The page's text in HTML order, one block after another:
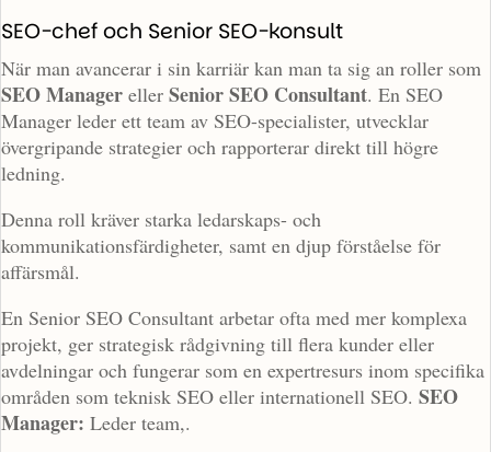
SEO-chef och Senior SEO-konsult
När man avancerar i sin karriär kan man ta sig an roller som
SEO Manager eller Senior SEO Consultant. En SEO
Manager leder ett team av SEO-specialister, utvecklar
övergripande strategier och rapporterar direkt till högre
ledning.
Denna roll kräver starka ledarskaps- och
kommunikationsfärdigheter, samt en djup förståelse för
affärsmål.
En Senior SEO Consultant arbetar ofta med mer komplexa
projekt, ger strategisk rådgivning till flera kunder eller
avdelningar och fungerar som en expertresurs inom specifika
områden som teknisk SEO eller internationell SEO. SEO
Manager: Leder team,.